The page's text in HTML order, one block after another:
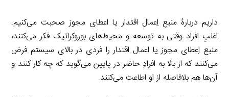
n
k
I
n
a
m
n
t
داریم دربارۀ منبع اِعمال اقتدار یا اعطای مجوز صحبت می‌کنیم.
اغلبِ افراد وقتی به توسعه و محیط‌های بوروکراتیک فکر می‌کنند،
منبع اِعطای مجوز یا اعمال اقتدار را فردی در بالای سیستم فرض
می‌کنند که از بالا به افرادِ حاضر در پایین می‌گوید که چه کار کنند و
آن‌ها هم بلافاصله از او اطاعت می‌کنند.